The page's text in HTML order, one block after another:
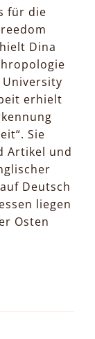
für die
Dina
erhielt
Sie
Artikel und
Deutsch
liegen
Osten